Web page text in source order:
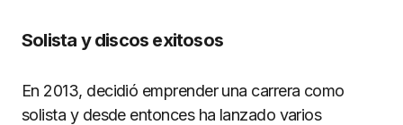
Solista y discos exitosos
En 2013, decidió emprender una carrera como
solista y desde entonces ha lanzado varios